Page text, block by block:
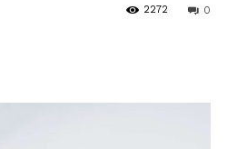
0
2272